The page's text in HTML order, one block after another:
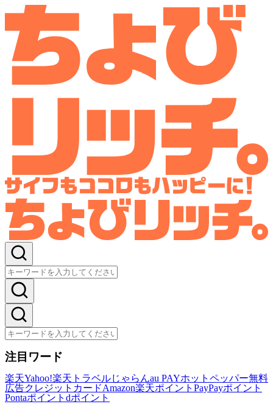
注目ワード
楽天Yahoo!楽天トラベルじゃらんau PAYホットペッパー無料
広告クレジットカードAmazon楽天ポイント PayPayポイント
Pontaポイント dポイント